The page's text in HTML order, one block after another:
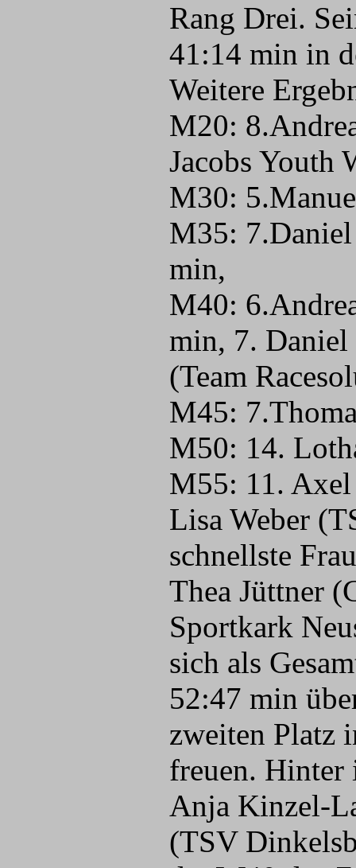
Rang Drei.
41:14 min in
Weitere
M20:
Jacobs Youth
M30:
M35:
min,
M40:
min, 7. Daniel
(Team
M45:
M50: 14.
M55: 11.
Lisa Weber
schnellste
Thea Jüttner
Sportkark
sich als
52:47 min
zweiten Platz
freuen. Hinter
Anja Kinzel-
(TSV